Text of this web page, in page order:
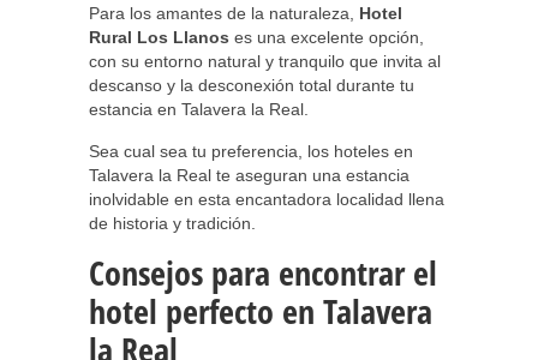
Para los amantes de la naturaleza, Hotel
Rural Los Llanos es una excelente opción,
con su entorno natural y tranquilo que invita al
descanso y la desconexión total durante tu
estancia en Talavera la Real.
Sea cual sea tu preferencia, los hoteles en
Talavera la Real te aseguran una estancia
inolvidable en esta encantadora localidad llena
de historia y tradición.
Consejos para encontrar el
hotel perfecto en Talavera
la Real